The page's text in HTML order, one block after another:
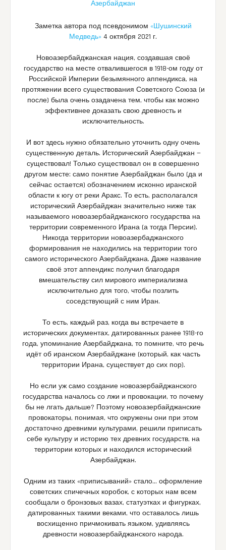
Азербайджан
Заметка автора под псевдонимом «Шушинский
Медведь» 4 октября 2021 г.
Новоазербайджанская нация, создавшая своё
государство на месте отвалившегося в 1918-ом году от
Российской Империи безымянного аппендикса, на
протяжении всего существования Советского Союза (и
после) была очень озадачена тем, чтобы как можно
эффективнее доказать свою древность и
исключительность.
И вот здесь нужно обязательно уточнить одну очень
существенную деталь. Исторический Азербайджан —
существовал! Только существовал он в совершенно
другом месте: само понятие Азербайджан было (да и
сейчас остается) обозначением исконно иранской
области к югу от реки Аракс. То есть, располагался
исторический Азербайджан значительно ниже так
называемого новоазербайджанского государства на
территории современного Ирана (а тогда Персии).
Никогда территории новоазербаджанского
формирования не находились на территории того
самого исторического Азербайджана. Даже название
своё этот аппендикс получил благодаря
вмешательству сил мирового империализма
исключительно для того, чтобы позлить
соседствующий с ним Иран.
То есть, каждый раз, когда вы встречаете в
исторических документах, датированных ранее 1918-го
года, упоминание Азербайджана, то помните, что речь
идёт об иранском Азербайджане (который, как часть
территории Ирана, существует до сих пор).
Но если уж само создание новоазербайджанского
государства началось со лжи и провокации, то почему
бы не лгать дальше? Поэтому новоазербайджанские
провокаторы, понимая, что окружены они при этом
достаточно древними культурами, решили приписать
себе культуру и историю тех древних государств, на
территории которых и находился исторический
Азербайджан.
Одним из таких «приписываний» стало… оформление
советских спичечных коробок, с которых нам всем
сообщали о бронзовых вазах, статуэтках и фигурках,
датированных такими веками, что оставалось лишь
восхищенно причмокивать языком, удивляясь
древности новоазербайджанского народа.